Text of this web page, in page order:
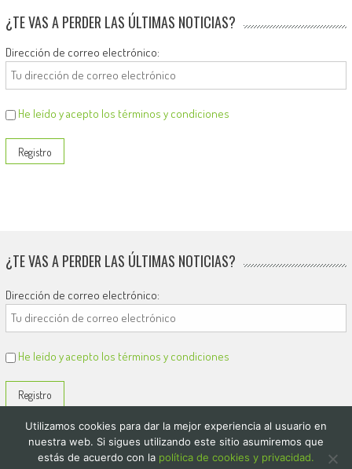
¿TE VAS A PERDER LAS ÚLTIMAS NOTICIAS?
Dirección de correo electrónico:
He leído y acepto los términos y condiciones
¿TE VAS A PERDER LAS ÚLTIMAS NOTICIAS?
Dirección de correo electrónico:
He leído y acepto los términos y condiciones
Utilizamos cookies para dar la mejor experiencia al usuario en
nuestra web. Si sigues utilizando este sitio asumiremos que
estás de acuerdo con la política de cookies y privacidad.